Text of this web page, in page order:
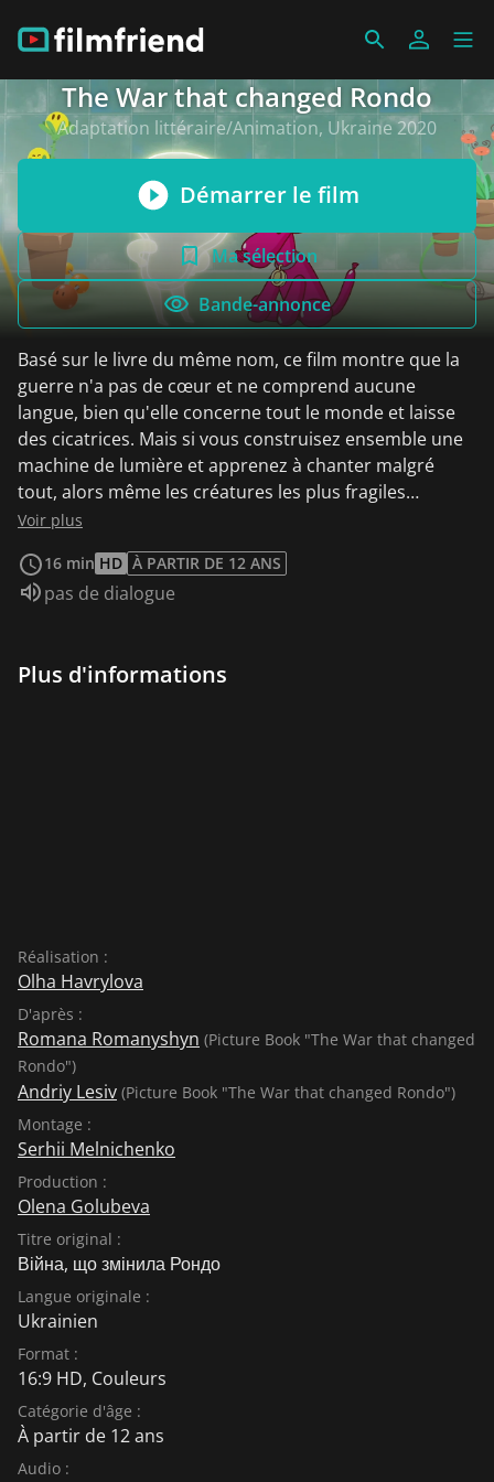
The War that changed Rondo
Adaptation littéraire/Animation, Ukraine 2020
Démarrer le film
Ma sélection
Bande-annonce
Basé sur le livre du même nom, ce film montre que la
guerre n'a pas de cœur et ne comprend aucune
langue, bien qu'elle concerne tout le monde et laisse
des cicatrices. Mais si vous construisez ensemble une
machine de lumière et apprenez à chanter malgré
tout, alors même les créatures les plus fragiles
pourront survivre et gagner.
Voir plus
16 min HD À PARTIR DE 12 ANS
Audio :
pas de dialogue
Plus d'informations
Réalisation :
Olha Havrylova
D'après :
Romana Romanyshyn (Picture Book "The War that changed
Rondo")
Andriy Lesiv (Picture Book "The War that changed Rondo")
Montage :
Serhii Melnichenko
Production :
Olena Golubeva
Titre original :
Війна, що змінила Рондо
Langue originale :
Ukrainien
Format :
16:9 HD, Couleurs
Catégorie d'âge :
À partir de 12 ans
Audio :